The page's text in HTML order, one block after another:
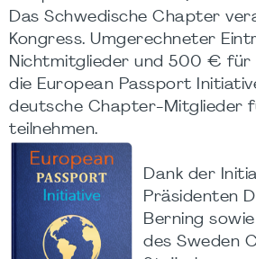
Das Schwedische Chapter
Kongress. Umgerechneter
Nichtmitglieder und 500 € für
die European Passport
deutsche Chapter-Mitglieder
teilnehmen.
Dank der
Präsidenten
Berning
des Sweden